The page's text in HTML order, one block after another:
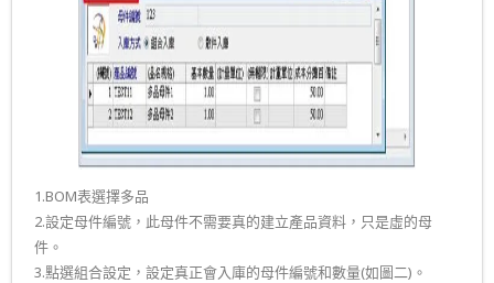
1.BOM表選擇多品
2.設定母件編號，此母件不需要真的建立產品資料，只是虛的母
件。
3.點選組合設定，設定真正會入庫的母件編號和數量(如圖二)。